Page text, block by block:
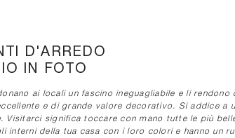
D'ARREDO
IN FOTO
ai locali un fascino ineguagliabile e li
e di grande valore decorativo. Si addice a
significa toccare con mano tutte le più
della tua casa con i loro colori e hanno un